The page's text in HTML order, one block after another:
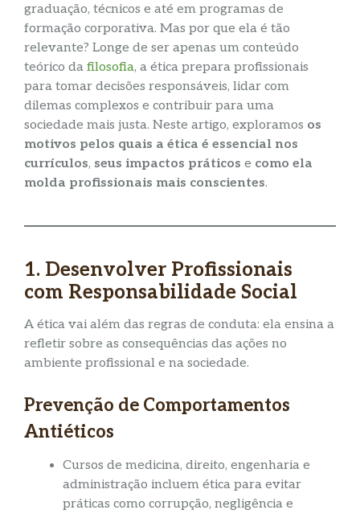
graduação, técnicos e até em programas de
formação corporativa. Mas por que ela é tão
relevante? Longe de ser apenas um conteúdo
teórico da filosofia, a ética prepara profissionais
para tomar decisões responsáveis, lidar com
dilemas complexos e contribuir para uma
sociedade mais justa. Neste artigo, exploramos os
motivos pelos quais a ética é essencial nos
currículos, seus impactos práticos e como ela
molda profissionais mais conscientes.
1. Desenvolver Profissionais
com Responsabilidade Social
A ética vai além das regras de conduta: ela ensina a
refletir sobre as consequências das ações no
ambiente profissional e na sociedade.
Prevenção de Comportamentos
Antiéticos
Cursos de medicina, direito, engenharia e
administração incluem ética para evitar
práticas como corrupção, negligência e